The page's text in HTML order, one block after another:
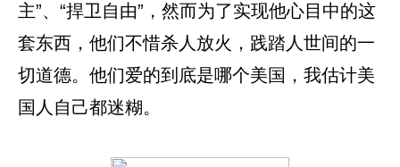
主”、“捍卫自由”，然而为了实现他心目中的这
套东西，他们不惜杀人放火，践踏人世间的一
切道德。他们爱的到底是哪个美国，我估计美
国人自己都迷糊。